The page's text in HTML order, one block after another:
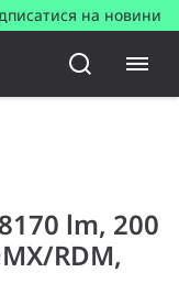
на новини
lm, 200
RDM,